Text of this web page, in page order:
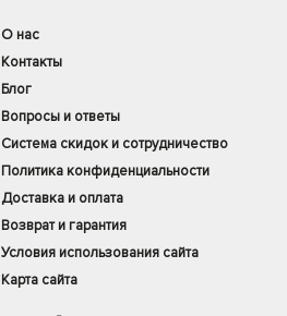
О нас
Контакты
Блог
Вопросы и ответы
Система скидок и сотрудничество
Политика конфиденциальности
Доставка и оплата
Возврат и гарантия
Условия использования сайта
Карта сайта